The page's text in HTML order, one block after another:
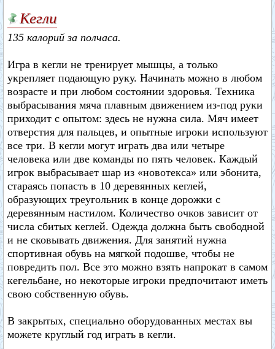
Кегли
135 калорий за полчаса.
Игра в кегли не тренирует мышцы, а только
укрепляет подающую руку. Начинать можно в любом
возрасте и при любом состоянии здоровья. Техника
выбрасывания мяча плавным движением из-под руки
приходит с опытом: здесь не нужна сила. Мяч имеет
отверстия для пальцев, и опытные игроки используют
все три. В кегли могут играть два или четыре
человека или две команды по пять человек. Каждый
игрок выбрасывает шар из «новотекса» или эбонита,
стараясь попасть в 10 деревянных кеглей,
образующих треугольник в конце дорожки с
деревянным настилом. Количество очков зависит от
числа сбитых кеглей. Одежда должна быть свободной
и не сковывать движения. Для занятий нужна
спортивная обувь на мягкой подошве, чтобы не
повредить пол. Все это можно взять напрокат в самом
кегельбане, но некоторые игроки предпочитают иметь
свою собственную обувь.
В закрытых, специально оборудованных местах вы
можете круглый год играть в кегли.